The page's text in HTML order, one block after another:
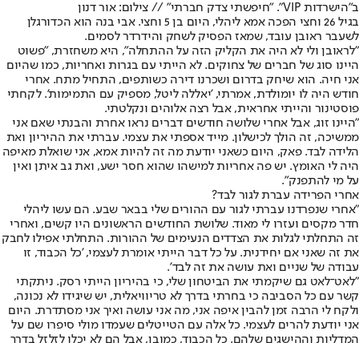
ב"הישרדות VIP". "חיפשתי צדק חברתי" // צילום: אור דנון
בגיל 26 וחצי הפכה אמא ליהלי, היום בן 5 וחצי. אבי בנה הוא הכדורגלן
לשעבר ראובן עובד, שמאז הפסיק לשחק והידרדר לסמים.
"לראובן ולי לא היה את הקליק הזה על ההתחלה", היא משחזרת, "פשוט
היינו סוג של חברים של צחוקים. לא הייתי עם בגרות ואחריות, כמו שהיום
אני חיה. הוא שיחק בדרום ושכרנו דירה כשותפים, התחיל מתח. אחרי
חודש היה לו יומולדת, אמרתי, 'יאללה ליטל, מספיק עם התמימות'. לקחתי
פוסטינור והייתי אחראית, אבל רצה אלוהים ונקלטתי.
"היינו זוג, אבל אחרי שלושה חודשים דברים נראו אחרת והבנתי שאם אני
ממשיכה, זה הולך לכישלון. מייד אספתי את עצמי. עברתי את ההיריון ואת
הלידה לבד. פאק, היום כשאני יודעת מה זה להיות אמא, אני שואלת מאיפה
היה לי האומץ. יש פה אחריות למישהו שהוא חסר ישע, ואת גב איתן ואין
על מי להתפנק".
אחרי הפרידה עברת לגור לבד?
"אחרי שנפרדנו עברתי לגור עם ההורים שלי בבאר שבע. הם עשו ליהלי
חדר מקסים ועזרו לי מאוד. שלושת החודשים הראשונים היו קשים, ואחרי
זה התחלתי לגלות את הצדדים הנעימים של ההורות. התחלתי אפילו לחבק
את זה שאני אם יחידנית. על כל דבר הייתי אומרת לעצמי, 'כל הכבוד, זו
עבודה של שניים ואת עושה את זה לבד'.
"לאט־לאט גם שיקמתי את הביטחון שלי, כי בהיריון הייתי רסק. ניתקתי
קשר עם כל הסביבה כי בחרתי בדרך לא טריוויאלית, יש שיגידו לא נכונה,
ולקח לי הרבה זמן להבין איפה אני, מה אני עושה ואיך אני מסתדרת. היום
אני יודעת להרים לעצמי. כל אלה עם הטייטלים שעמדו מולי סיפרו שם על
המדליות וההישגים שלהם. כל הכבוד, כמובן, אבל הם לא יכלו לזלזל בדרך